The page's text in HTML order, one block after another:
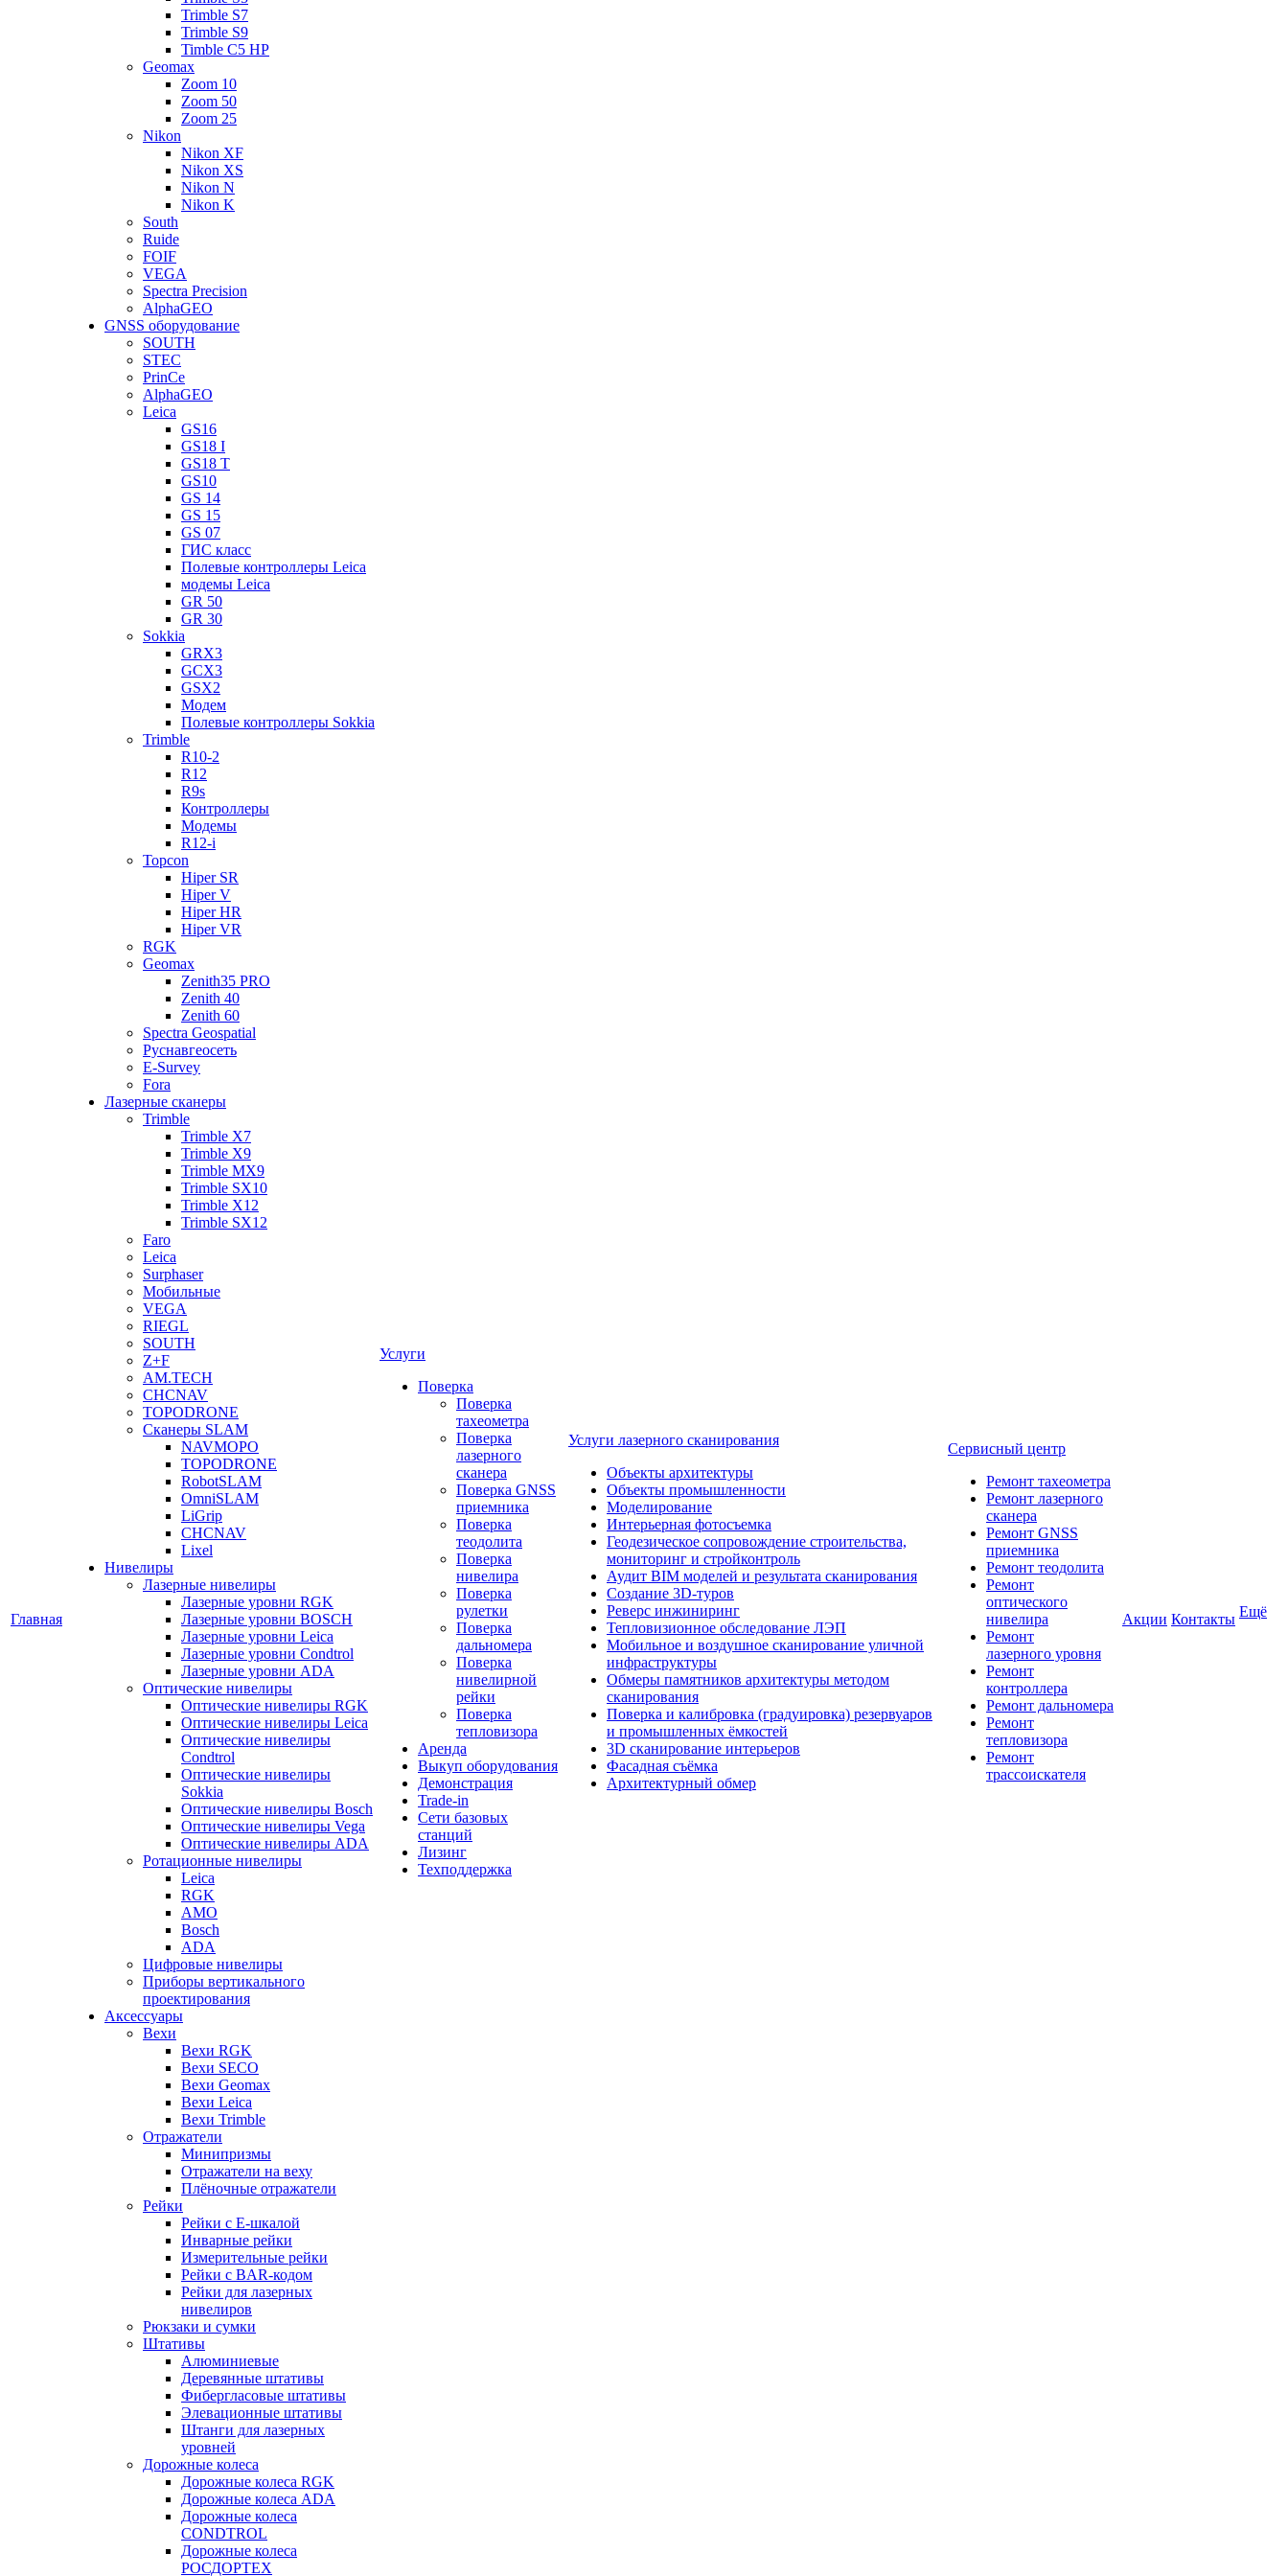
Главная
Trimble S7
Trimble S9
Timble C5 HP
Geomax
Zoom 10
Zoom 50
Zoom 25
Nikon
Nikon XF
Nikon XS
Nikon N
Nikon K
South
Ruide
FOIF
VEGA
Spectra Precision
AlphaGEO
GNSS оборудование
SOUTH
STEC
PrinCe
AlphaGEO
Leica
GS16
GS18 I
GS18 T
GS10
GS 14
GS 15
GS 07
ГИС класс
Полевые контроллеры Leica
модемы Leica
GR 50
GR 30
Sokkia
GRX3
GCX3
GSX2
Модем
Полевые контроллеры Sokkia
Trimble
R10-2
R12
R9s
Контроллеры
Модемы
R12-i
Topcon
Hiper SR
Hiper V
Hiper HR
Hiper VR
RGK
Geomax
Zenith35 PRO
Zenith 40
Zenith 60
Spectra Geospatial
Руснавгеосеть
E-Survey
Fora
Лазерные сканеры
Trimble
Trimble X7
Trimble X9
Trimble MX9
Trimble SX10
Trimble X12
Trimble SX12
Faro
Leica
Surphaser
Мобильные
VEGA
RIEGL
SOUTH
Z+F
AM.TECH
CHCNAV
TOPODRONE
Сканеры SLAM
NAVMOPO
TOPODRONE
RobotSLAM
OmniSLAM
LiGrip
CHCNAV
Lixel
Нивелиры
Лазерные нивелиры
Лазерные уровни RGK
Лазерные уровни BOSCH
Лазерные уровни Leica
Лазерные уровни Condtrol
Лазерные уровни ADA
Оптические нивелиры
Оптические нивелиры RGK
Оптические нивелиры Leica
Оптические нивелиры
Condtrol
Оптические нивелиры
Sokkia
Оптические нивелиры Bosch
Оптические нивелиры Vega
Оптические нивелиры ADA
Ротационные нивелиры
Leica
RGK
AMO
Bosch
ADA
Цифровые нивелиры
Приборы вертикального
проектирования
Аксессуары
Вехи
Вехи RGK
Вехи SECO
Вехи Geomax
Вехи Leica
Вехи Trimble
Отражатели
Минипризмы
Отражатели на веху
Плёночные отражатели
Рейки
Рейки с E-шкалой
Инварные рейки
Измерительные рейки
Рейки с BAR-кодом
Рейки для лазерных
нивелиров
Рюкзаки и сумки
Штативы
Алюминиевые
Деревянные штативы
Фибергласовые штативы
Элевационные штативы
Штанги для лазерных
уровней
Дорожные колеса
Дорожные колеса RGK
Дорожные колеса ADA
Дорожные колеса
CONDTROL
Дорожные колеса
РОСДОРТЕХ
Услуги
Поверка
Поверка
тахеометра
Поверка
лазерного
сканера
Поверка GNSS
приемника
Поверка
теодолита
Поверка
нивелира
Поверка
рулетки
Поверка
дальномера
Поверка
нивелирной
рейки
Поверка
тепловизора
Аренда
Выкуп оборудования
Демонстрация
Trade-in
Сети базовых
станций
Лизинг
Техподдержка
Услуги лазерного сканирования
Объекты архитектуры
Объекты промышленности
Моделирование
Интерьерная фотосъемка
Геодезическое сопровождение строительства,
мониторинг и стройконтроль
Аудит BIM моделей и результата сканирования
Создание 3D-туров
Реверс инжиниринг
Тепловизионное обследование ЛЭП
Мобильное и воздушное сканирование уличной
инфраструктуры
Обмеры памятников архитектуры методом
сканирования
Поверка и калибровка (градуировка) резервуаров
и промышленных ёмкостей
3D сканирование интерьеров
Фасадная съёмка
Архитектурный обмер
Сервисный центр
Ремонт тахеометра
Ремонт лазерного
сканера
Ремонт GNSS
приемника
Ремонт теодолита
Ремонт
оптического
нивелира
Ремонт
лазерного уровня
Ремонт
контроллера
Ремонт дальномера
Ремонт
тепловизора
Ремонт
трассоискателя
Акции Контакты Ещё